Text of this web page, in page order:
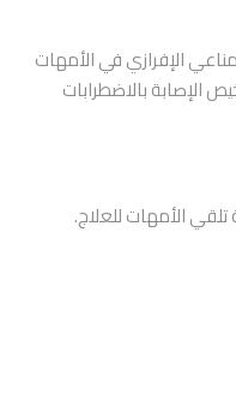
الإفرازي في الأمهات
الإصابة بالاضطرابات
الأمهات للعلاج.